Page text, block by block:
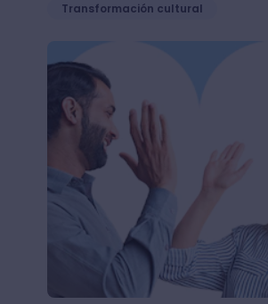
Transformación cultural